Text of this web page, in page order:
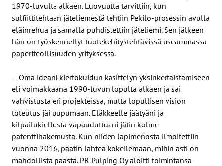
1970-luvulta alkaen. Luovuutta tarvittiin, kun
sulfiittitehtaan jäteliemestä tehtiin Pekilo-prosessin avulla
eläinrehua ja samalla puhdistettiin jäteliemi. Sen jälkeen
hän on työskennellyt tuotekehitystehtävissä useammassa
paperiteollisuuden yrityksessä.
– Oma ideani kiertokuidun käsittelyn yksinkertaistamiseen
eli voimakkaana 1990-luvun lopulta alkaen ja sai
vahvistusta eri projekteissa, mutta lopullisen vision
toteutus jäi uupumaan. Eläkkeelle jäätyäni ja
kilpailukiellosta vapauduttuani jätin kolme
patenttihakemusta. Kun niiden läpimenosta ilmoitettiin
vuonna 2016, päätin lähteä kokeilemaan, mihin asti on
mahdollista päästä. PR Pulping Oy aloitti toimintansa